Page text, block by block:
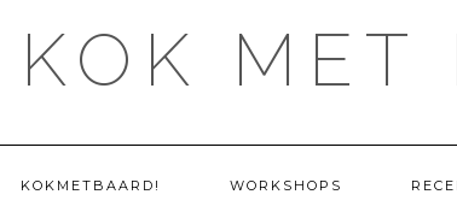
KOK MET
KOKMETBAARD! WORKSHOPS